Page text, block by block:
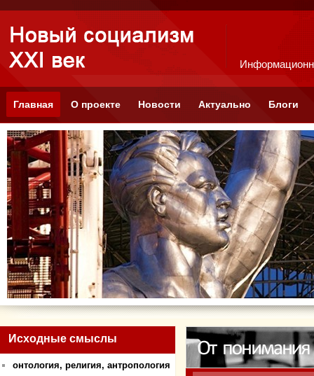
Главная О проекте Новости Актуально Блоги
Исходные смыслы
онтология, религия, антропология